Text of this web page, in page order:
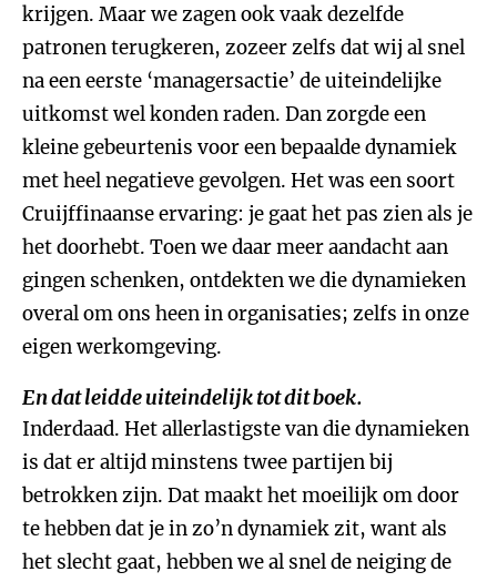
krijgen. Maar we zagen ook vaak dezelfde
patronen terugkeren, zozeer zelfs dat wij al snel
na een eerste ‘managersactie’ de uiteindelijke
uitkomst wel konden raden. Dan zorgde een
kleine gebeurtenis voor een bepaalde dynamiek
met heel negatieve gevolgen. Het was een soort
Cruijffinaanse ervaring: je gaat het pas zien als je
het doorhebt. Toen we daar meer aandacht aan
gingen schenken, ontdekten we die dynamieken
overal om ons heen in organisaties; zelfs in onze
eigen werkomgeving.
En dat leidde uiteindelijk tot dit boek.
Inderdaad. Het allerlastigste van die dynamieken
is dat er altijd minstens twee partijen bij
betrokken zijn. Dat maakt het moeilijk om door
te hebben dat je in zo’n dynamiek zit, want als
het slecht gaat, hebben we al snel de neiging de